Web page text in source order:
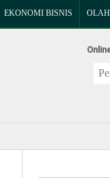
EKONOMI BISNIS